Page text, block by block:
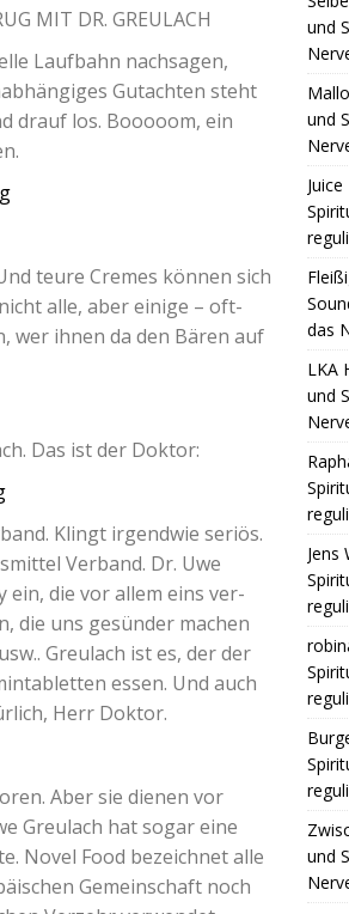
MIT DR. GREULACH
Lauf­bahn nach­sa­gen,
Gut­ach­ten steht
drauf los. Booooom, ein
teu­re Cremes kön­nen sich
alle, aber eini­ge – oft­
wer ihnen da den Bären auf
Das ist der Doktor:
Klingt irgend­wie seri­ös.
Ver­band. Dr. Uwe
ein, die vor allem eins ver­
die uns gesün­der machen
Greu­lach ist es, der der
essen. Und auch
Herr Doktor.
Aber sie die­nen vor
Greu­lach hat sogar eine
Novel Food bezeich­net alle
Gemein­schaft noch
und
und
Juice
das
LKA
und
Jens
und